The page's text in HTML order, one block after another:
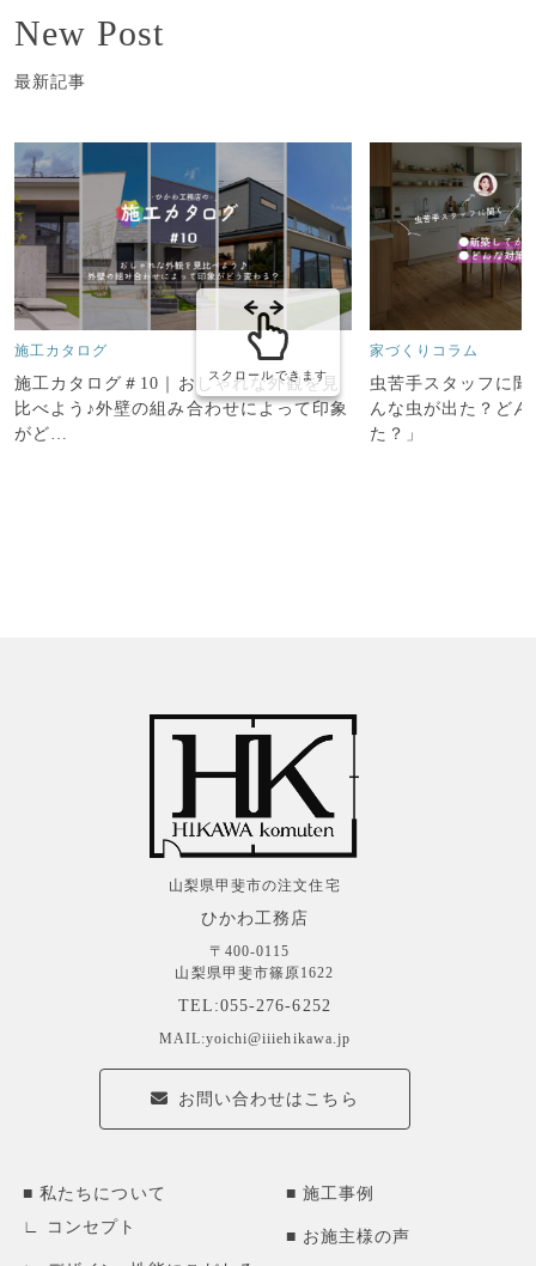
New Post
最新記事
施工カタログ
施工カタログ＃10｜おしゃれな外観を見
比べよう♪外壁の組み合わせによって印象
がど…
家づくりコラム
虫苦手スタッフに
んな虫が出た？ど
た？」
スクロールできます
山梨県甲斐市の注文住宅
ひかわ工務店
〒400-0115
山梨県甲斐市篠原1622
TEL:055-276-6252
MAIL:yoichi@iiiehikawa.jp
お問い合わせはこちら
私たちについて
コンセプト
施工事例
お施主様の声